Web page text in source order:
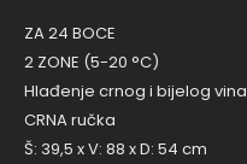
ZA 24 BOCE
2 ZONE (5-20 °C)
Hlađenje crnog i bijelog vina
CRNA ručka
Š: 39,5 x V: 88 x D: 54 cm